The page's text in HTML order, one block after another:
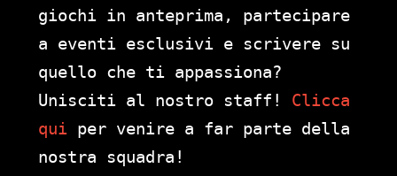
giochi in anteprima, partecipare
a eventi esclusivi e scrivere su
quello che ti appassiona?
Unisciti al nostro staff! Clicca
qui per venire a far parte della
nostra squadra!